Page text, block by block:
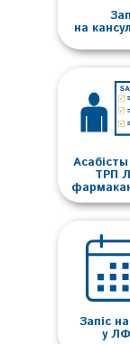
на
ТРП
Запіс
у